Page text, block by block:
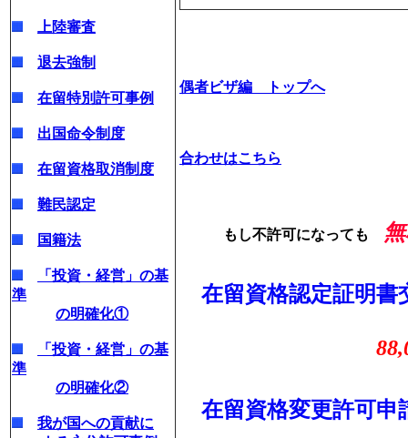
上陸審査
退去強制
在留特別許可事例
出国命令制度
在留資格取消制度
難民認定
国籍法
「投資・経営」の基
準
の明確化①
「投資・経営」の基
準
の明確化②
我が国への貢献に
偶者ビザ編 トップへ
合わせはこちら
もし不許可になっても
在留資格認定証明
88,000
在留資格変更許